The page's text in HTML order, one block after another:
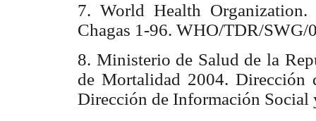
7. World Health Organization.
Chagas 1-96. WHO/TDR/SWG/
8. Ministerio de Salud de la
de Mortalidad 2004. Dirección
Dirección de Información Social